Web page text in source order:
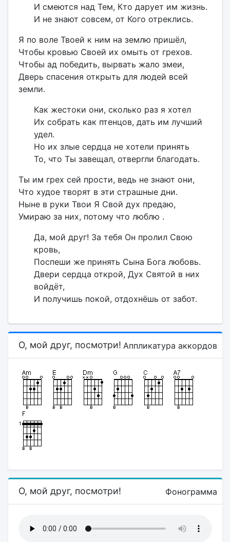
И смеются над Тем, Кто дарует им жизнь.
И не знают совсем, от Кого отреклись.
Я по воле Твоей к ним на землю пришёл,
Чтобы кровью Своей их омыть от грехов.
Чтобы ад победить, вырвать жало змеи,
Дверь спасения открыть для людей всей
земли.
Как жестоки они, сколько раз я хотел
Их собрать как птенцов, дать им лучший
удел.
Но их злые сердца не хотели принять
То, что Ты завещал, отвергли благодать.
Ты им грех сей прости, ведь не знают они,
Что худое творят в эти страшные дни.
Ныне в руки Твои Я Свой дух предаю,
Умираю за них, потому что люблю .
Да, мой друг! За тебя Он пролил Свою
кровь,
Поспеши же принять Сына Бога любовь.
Двери сердца открой, Дух Святой в них
войдёт,
И получишь покой, отдохнёшь от забот.
О, мой друг, посмотри! Аппликатура аккордов
О, мой друг, посмотри! Фонограмма